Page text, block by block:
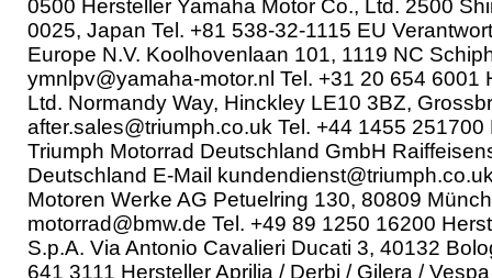
0500 Hersteller Yamaha Motor Co., Ltd. 2500
0025, Japan Tel. +81 538-32-1115 EU
Europe N.V. Koolhovenlaan 101, 1119 NC
ymnlpv@yamaha-motor.nl Tel. +31 20 654 6001
Ltd. Normandy Way, Hinckley LE10 3BZ,
after.sales@triumph.co.uk Tel. +44 1455
Triumph Motorrad Deutschland GmbH
Deutschland E-Mail
Motoren Werke AG Petuelring 130, 80809
motorrad@bmw.de Tel. +49 89 1250 16200
S.p.A. Via Antonio Cavalieri Ducati 3, 40132
641 3111 Hersteller Aprilia / Derbi / Gilera /